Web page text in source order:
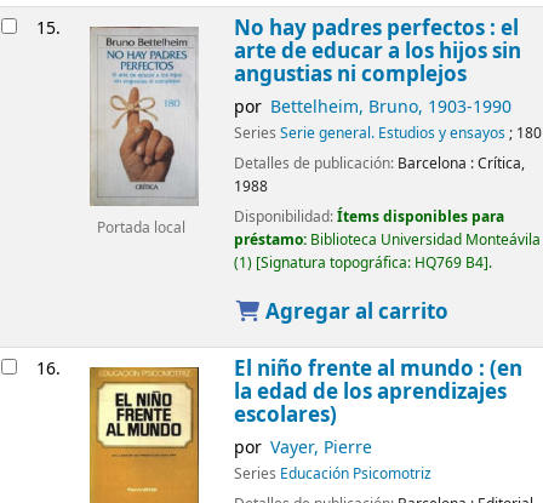
15.
Portada local
No hay padres perfectos : el
arte de educar a los hijos sin
angustias ni complejos
por Bettelheim, Bruno, 1903-1990
Series Serie general. Estudios y ensayos; 180
Detalles de publicación: Barcelona :Crítica,
1988
Disponibilidad:Ítems disponibles para
préstamo: Biblioteca Universidad Monteávila
(1) Signatura topográfica: HQ769 B4 .
Agregar al carrito
16. El niño frente al mundo : (en
la edad de los aprendizajes
escolares)
por Vayer, Pierre
Series Educación Psicomotriz